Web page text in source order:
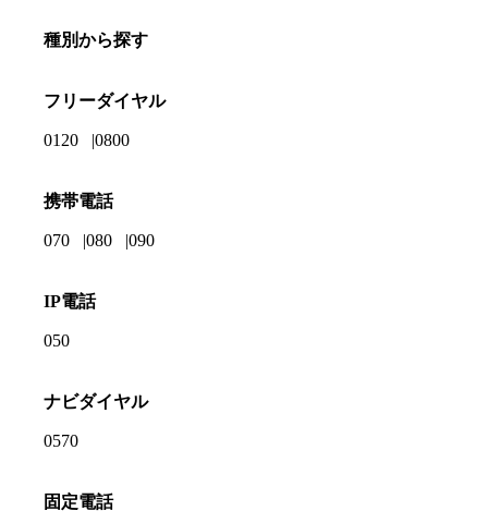
種別から探す
フリーダイヤル
0120 0800
携帯電話
070 080 090
IP電話
050
ナビダイヤル
0570
固定電話